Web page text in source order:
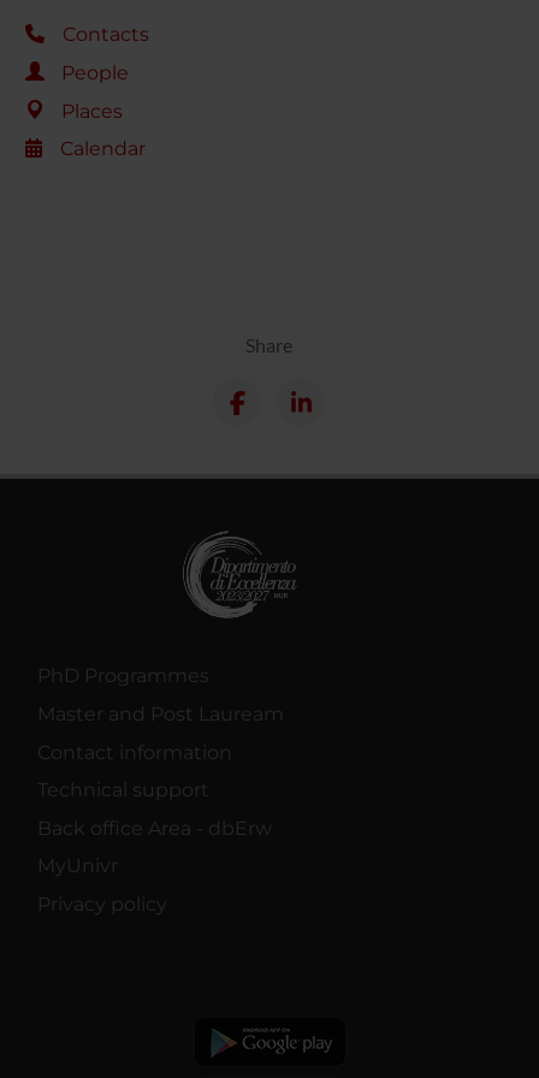
Contacts
People
Places
Calendar
Share
PhD Programmes
Master and Post Lauream
Contact information
Technical support
Back office Area - dbErw
MyUnivr
Privacy policy